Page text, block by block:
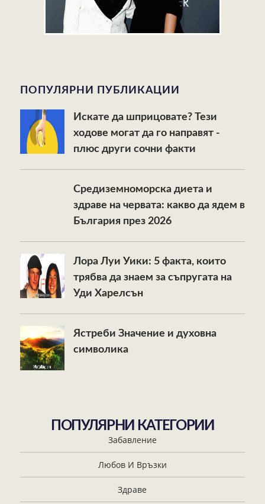
ПОПУЛЯРНИ ПУБЛИКАЦИИ
Искате да шприцовате? Тези
ходове могат да го направят -
плюс други сочни факти
Средиземноморска диета и
здраве на червата: какво да ядем в
България през 2026
Лора Луи Уики: 5 факта, които
трябва да знаем за съпругата на
Уди Харелсън
Ястреби Значение и духовна
символика
ПОПУЛЯРНИ КАТЕГОРИИ
Забавление
Любов И Връзки
Здраве